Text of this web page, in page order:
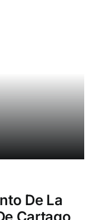
De La